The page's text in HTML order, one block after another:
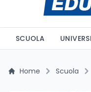
SCUOLA
Home Scuola